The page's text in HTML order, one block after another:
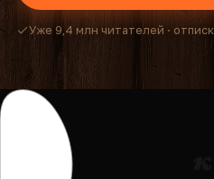
Уже 9,4 млн читателей ·